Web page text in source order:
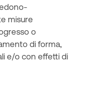
misure
o
di forma,
e/o con effetti di